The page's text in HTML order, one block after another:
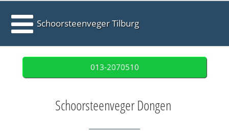
Schoorsteenveger Tilburg
013-2070510
Schoorsteenveger Dongen